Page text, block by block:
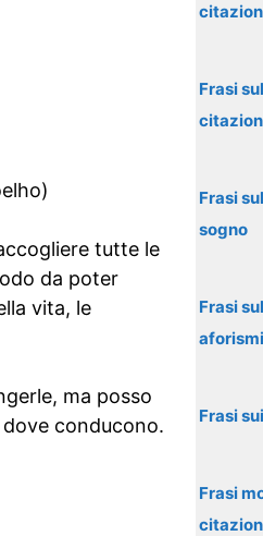
tutte le
da poter
vita, le
ma posso
conducono.
Frasi
Frasi
sogno
Frasi
Frasi
Frasi